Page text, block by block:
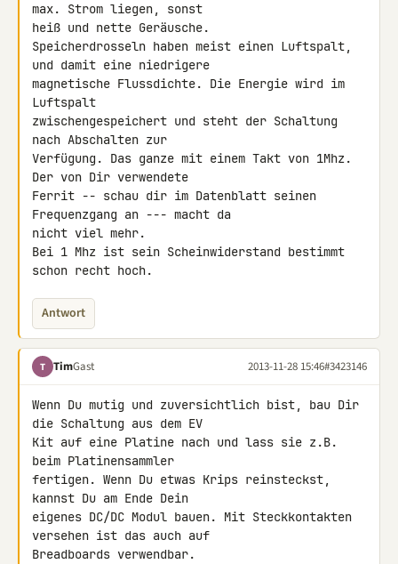
max. Strom liegen, sonst
heiß und nette Geräusche.
Speicherdrosseln haben meist einen Luftspalt,
und damit eine niedrigere
magnetische Flussdichte. Die Energie wird im
Luftspalt
zwischengespeichert und steht der Schaltung
nach Abschalten zur
Verfügung. Das ganze mit einem Takt von 1Mhz.
Der von Dir verwendete
Ferrit -- schau dir im Datenblatt seinen
Frequenzgang an --- macht da
nicht viel mehr.
Bei 1 Mhz ist sein Scheinwiderstand bestimmt
schon recht hoch.
Antwort
T TimGast 2013-11-28 15:46#3423146
Wenn Du mutig und zuversichtlich bist, bau Dir
die Schaltung aus dem EV
Kit auf eine Platine nach und lass sie z.B.
beim Platinensammler
fertigen. Wenn Du etwas Krips reinsteckst,
kannst Du am Ende Dein
eigenes DC/DC Modul bauen. Mit Steckkontakten
versehen ist das auch auf
Breadboards verwendbar.